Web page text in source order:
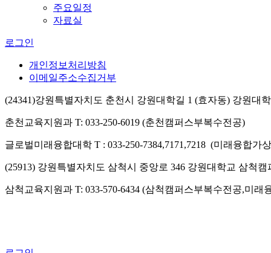
주요일정
자료실
로그인
개인정보처리방침
이메일주소수집거부
(24341)강원특별자치도 춘천시 강원대학길 1 (효자동) 강원대
춘천교육지원과 T: 033-250-6019 (춘천캠퍼스부복수전공)
글로벌미래융합대학 T : 033-250-7384,7171,7218 (미래융합가
(25913) 강원특별자치도 삼척시 중앙로 346 강원대학교 삼척캠
삼척교육지원과 T: 033-570-6434 (삼척캠퍼스부복수전공,미래